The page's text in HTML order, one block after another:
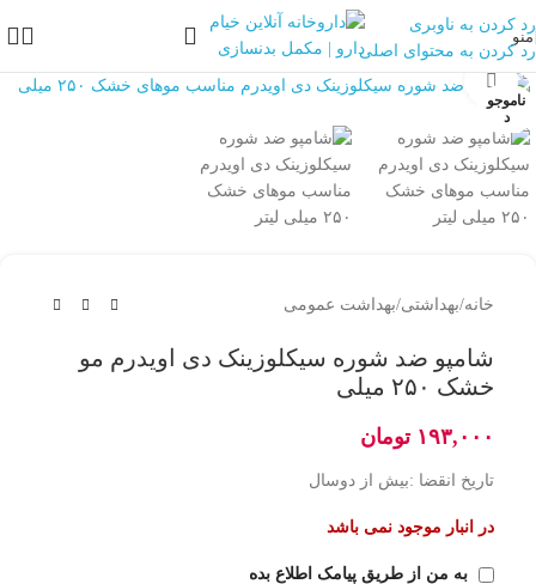
رد کردن به ناوبری
رد کردن به محتوای اصلی
منو
ناموجو
د
بزرگنمایی تصویر
خانه/بهداشتی/بهداشت عمومی
شامپو ضد شوره سیکلوزینک دی اویدرم مو
خشک ۲۵۰ میلی
۱۹۳,۰۰۰ تومان
تاریخ انقضا :بیش از دوسال
در انبار موجود نمی باشد
به من از طریق پیامک اطلاع بده